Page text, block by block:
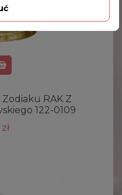
RAK Z
122-0109